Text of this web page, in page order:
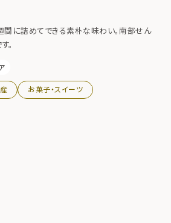
間に詰めてできる素朴な味わい。南部せん
。
お菓子・スイーツ